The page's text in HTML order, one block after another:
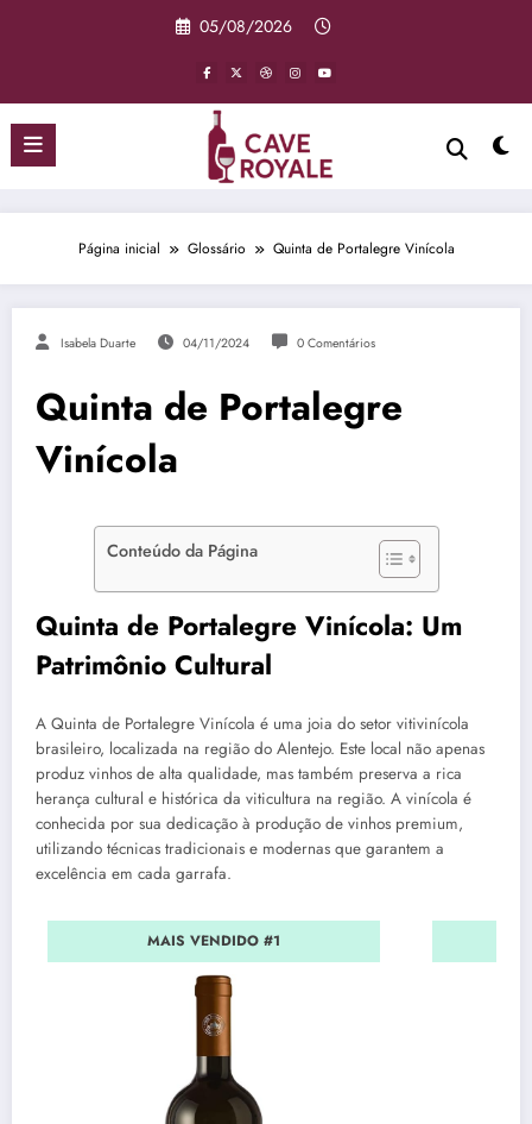
05/08/2026
Página inicial Glossário Quinta de Portalegre Vinícola
Isabela Duarte 04/11/2024 0 Comentários
Quinta de Portalegre
Vinícola
Conteúdo da Página
Quinta de Portalegre Vinícola: Um
Patrimônio Cultural
A Quinta de Portalegre Vinícola é uma joia do setor vitivinícola
brasileiro, localizada na região do Alentejo. Este local não apenas
produz vinhos de alta qualidade, mas também preserva a rica
herança cultural e histórica da viticultura na região. A vinícola é
conhecida por sua dedicação à produção de vinhos premium,
utilizando técnicas tradicionais e modernas que garantem a
excelência em cada garrafa.
MAIS VENDIDO #1